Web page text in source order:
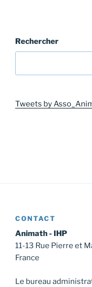
Rechercher
Tweets by
CONTACT
Animath - IHP
11-13 Rue Pierre et
France
Le bureau